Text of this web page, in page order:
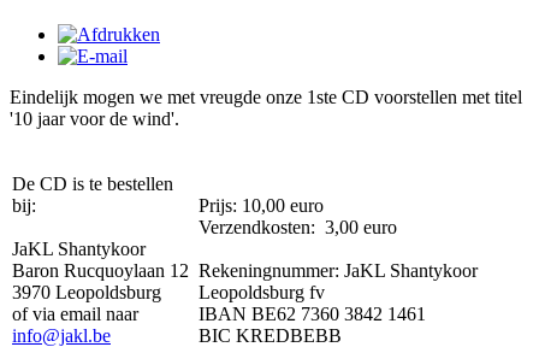
Eindelijk mogen we met vreugde onze 1ste CD voorstellen met titel
'10 jaar voor de wind'.
De CD is te bestellen
bij:
JaKL Shantykoor
Baron Rucquoylaan 12
3970 Leopoldsburg
of via email naar
info@jakl.be
Prijs: 10,00 euro
Verzendkosten: 3,00 euro
Rekeningnummer: JaKL Shantykoor
Leopoldsburg fv
IBAN BE62 7360 3842 1461
BIC KREDBEBB